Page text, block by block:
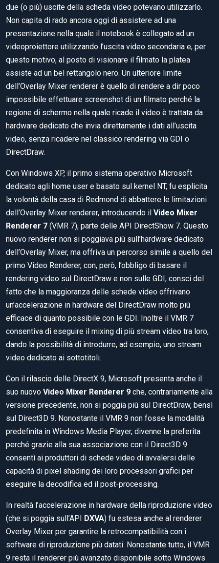
due (o più) uscite della scheda video potevano utilizzarlo.
Non capita di rado ancora oggi di assistere ad una
presentazione nella quale il notebook è collegato ad un
videoproiettore utilizzando l’uscita video secondaria e, per
questo motivo, al posto di visionare il filmato la platea
assiste ad un bel rettangolo nero. Un ulteriore limite
dell’Overlay Mixer renderer è quello di rendere a dir poco
impossibile effettuare screenshot di un filmato perché la
regione di schermo nella quale ricade il video è trattata da
hardware dedicato che invia direttamente i dati all’uscita
video, senza ricadere nel classico rendering via GDI o
DirectDraw.
Con Windows XP, il primo sistema operativo Microsoft
dedicato agli home user e basato sul kernel NT, fu esplicita
la volontà della casa di Redmond di abbattere le limitazioni
dell’Overlay Mixer renderer, introducendo il Video Mixer
Renderer 7 (VMR 7), parte delle API DirectShow 7. Questo
nuovo renderer non si poggiava più sull’hardware dedicato
dell’Overlay Mixer, ma offriva un percorso simile a quello del
primo Video Renderer, con, però, l’obbligo di basare il
rendering video sul DirectDraw e non sulle GDI, consci del
fatto che la maggioranza delle schede video offrivano
un’accelerazione in hardware del DirectDraw molto più
efficace di quanto possibile con le GDI. Inoltre il VMR 7
consentiva di eseguire il mixing di più stream video tra loro,
dando la possibilità di introdurre, ad esempio, uno stream
video dedicato ai sottotitoli.
Con il rilascio delle DirectX 9, Microsoft presenta anche il
suo nuovo Video Mixer Renderer 9 che, contrariamente alla
versione precedente, non si poggia più sul DirectDraw, bensì
sul Direct3D 9. Nonostante il VMR 9 non fosse la modalità
predefinita in Windows Media Player, divenne la preferita
perché grazie alla sua associazione con il Direct3D 9
consentì ai produttori di schede video di avvalersi delle
capacità di pixel shading dei loro processori grafici per
eseguire la decodifica ed il post-processing.
In realtà l’accelerazione in hardware della riproduzione video
(che si poggia sull’API DXVA) fu estesa anche al renderer
Overlay Mixer per garantire la retrocompatibilità con i
software di riproduzione più datati. Nonostante tutto, il VMR
9 resta il renderer più avanzato disponibile sotto Windows